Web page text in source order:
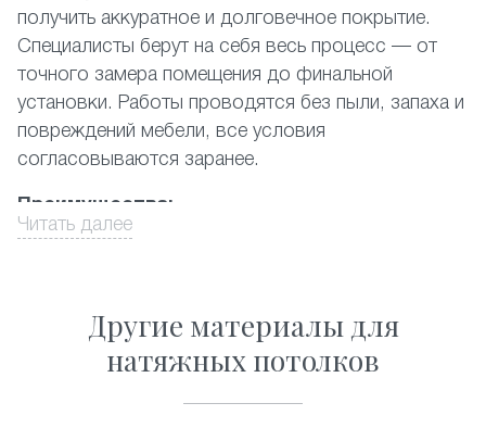
получить аккуратное и долговечное покрытие.
Специалисты берут на себя весь процесс — от
точного замера помещения до финальной
установки. Работы проводятся без пыли, запаха и
повреждений мебели, все условия
согласовываются заранее.
Преимущества:
установка без демонтажа отделки или мебели;
контроль качества материала/крепежа на
Читать далее
Другие материалы для
натяжных потолков